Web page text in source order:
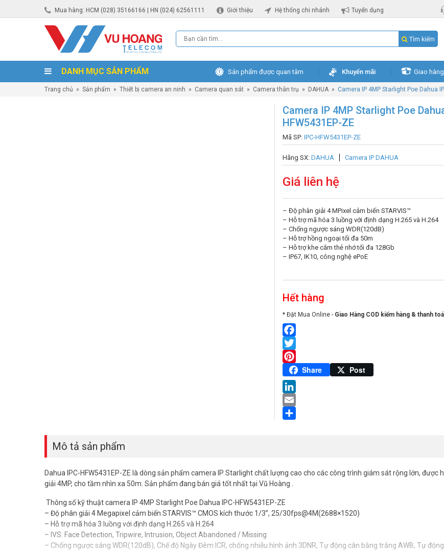
Mua hàng: HCM (028) 35166166 | HN (024) 62561111 Giới thiệu Hệ thống chi nhánh Tuyển dụng
Tìm kiếm
DANH MỤC SẢN PHẨM Sản phẩm được quan tâm Khuyến mãi Giao
Trang chủ » Sản phẩm » Thiết bị camera an ninh » Camera quan sát » Camera thân trụ » DAHUA » Camera IP 4MP Starlight Poe Dahua
Camera IP 4MP Starlight Poe
HFW5431EP-ZE
Mã SP: IPC-HFW5431EP-ZE
Hãng SX: DAHUA Camera IP DAHUA
Giá liên hệ
– Độ phân giải 4 MPixel cảm biến STARVIS™
– Hỗ trợ mã hóa 3 luồng với định dạng H.265 và H.264
– Chống ngược sáng WDR(120dB)
– Hỗ trợ hồng ngoại tối đa 50m
– Hỗ trợ khe cắm thẻ nhớ tối đa 128Gb
– IP67, IK10, công nghệ ePoE
Hết hàng
* Đặt Mua Online - Giao Hàng COD kiểm hàng & thanh
Facebook
Twitter
Pinterest
Share Post
LinkedIn
Email
Mô tả sản phẩm
Dahua IPC-HFW5431EP-ZE là dòng sản phẩm camera IP Starlight chất lượng cao cho các công trình giám sát rộng lớn, được
giải 4MP, cho tầm nhìn xa 50m. Sản phẩm đang bán giá tốt nhất tại Vũ Hoàng .
Thông số kỹ thuật camera IP 4MP Starlight Poe Dahua IPC-HFW5431EP-ZE
– Độ phân giải 4 Megapixel cảm biến STARVIS™ CMOS kích thước 1/3”, 25/30fps@4M(2688×1520)
– Hỗ trợ mã hóa 3 luồng với định dạng H.265 và H.264
– IVS: Face Detection, Tripwire, Intrusion, Object Abandoned / Missing
– Chống ngược sáng WDR(120dB), Chế độ Ngày Đêm ICR, chống nhiễu hình ảnh 3DNR, Tự động cân bằng trắng AWB, Tự